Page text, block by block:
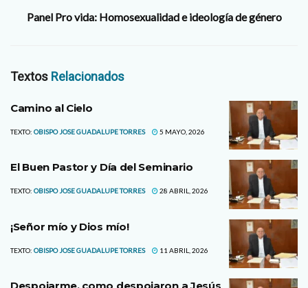
Panel Pro vida: Homosexualidad e ideología de género
Textos Relacionados
Camino al Cielo
TEXTO: OBISPO JOSE GUADALUPE TORRES 5 MAYO, 2026
El Buen Pastor y Día del Seminario
TEXTO: OBISPO JOSE GUADALUPE TORRES 28 ABRIL, 2026
¡Señor mío y Dios mío!
TEXTO: OBISPO JOSE GUADALUPE TORRES 11 ABRIL, 2026